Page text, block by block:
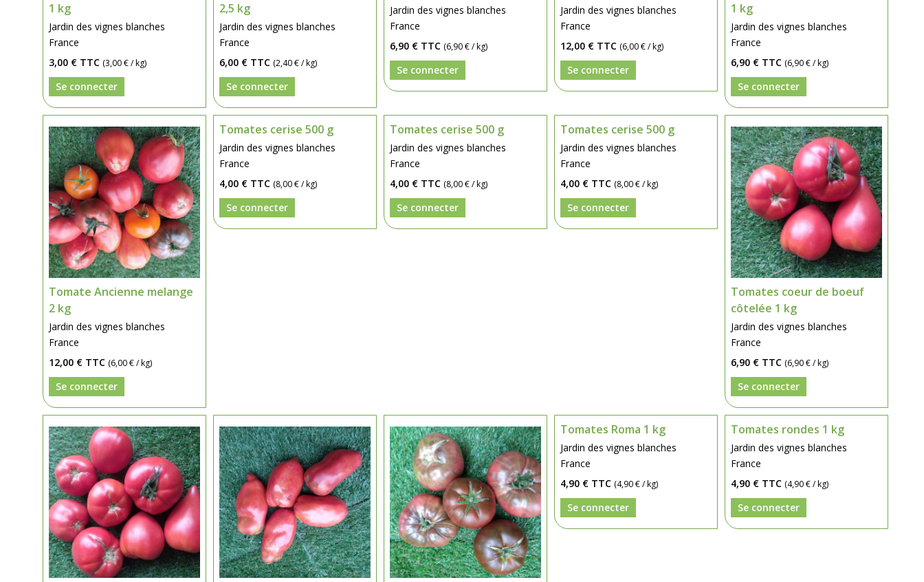
1 kg
Jardin des vignes blanches
France
3,00 € TTC (3,00 € / kg)
Se connecter
2,5 kg
Jardin des vignes blanches
France
6,00 € TTC (2,40 € / kg)
Se connecter
Jardin des vignes blanches
France
6,90 € TTC (6,90 € / kg)
Se connecter
Jardin des vignes blanches
France
12,00 € TTC (6,00 € / kg)
Se connecter
1 kg
Jardin des vignes blanches
France
6,90 € TTC (6,90 € / kg)
Se connecter
Tomate Ancienne melange
2 kg
Jardin des vignes blanches
France
12,00 € TTC (6,00 € / kg)
Se connecter
Tomates cerise 500 g
Jardin des vignes blanches
France
4,00 € TTC (8,00 € / kg)
Se connecter
Tomates cerise 500 g
Jardin des vignes blanches
France
4,00 € TTC (8,00 € / kg)
Se connecter
Tomates cerise 500 g
Jardin des vignes blanches
France
4,00 € TTC (8,00 € / kg)
Se connecter
Tomates coeur de boeuf
côtelée 1 kg
Jardin des vignes blanches
France
6,90 € TTC (6,90 € / kg)
Se connecter
Tomates Roma 1 kg
Jardin des vignes blanches
France
4,90 € TTC (4,90 € / kg)
Se connecter
Tomates rondes 1 kg
Jardin des vignes blanches
France
4,90 € TTC (4,90 € / kg)
Se connecter